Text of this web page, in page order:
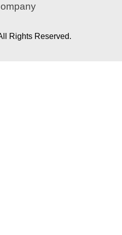
Rights Reserved.